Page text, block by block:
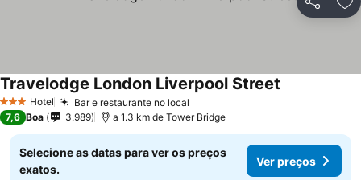
Partilhar
3 EstrelasHotel Bar e restaurante no local
Travelodge London Liverpool Street
7,6 Boa 3.989 a 1.3 km de Tower Bridge
Selecione as datas para ver os preços
exatos.
Ver preços